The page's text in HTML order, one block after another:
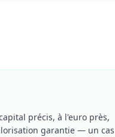
précis, à l'euro près,
garantie — un cas